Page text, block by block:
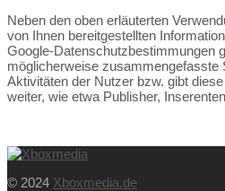
Neben den oben erläuterten
von Ihnen bereitgestellten
Google-Datenschutzbestimmungen
möglicherweise zusammengefasste
Aktivitäten der Nutzer bzw. gibt
weiter, wie etwa Publisher,
© 2024 Xboxmedia.de